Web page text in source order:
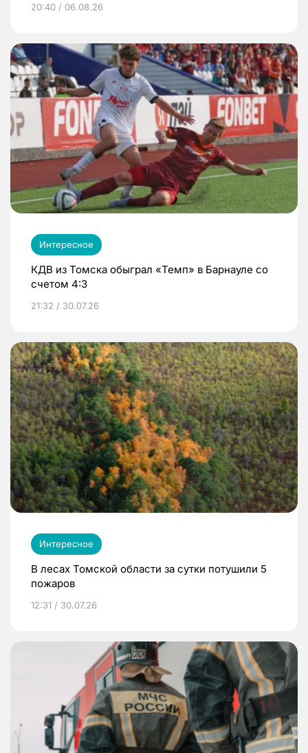
20:40 / 06.08.26
Интересное
КДВ из Томска обыграл «Темп» в Барнауле со
счетом 4:3
21:32 / 30.07.26
Интересное
В лесах Томской области за сутки потушили 5
пожаров
12:31 / 30.07.26